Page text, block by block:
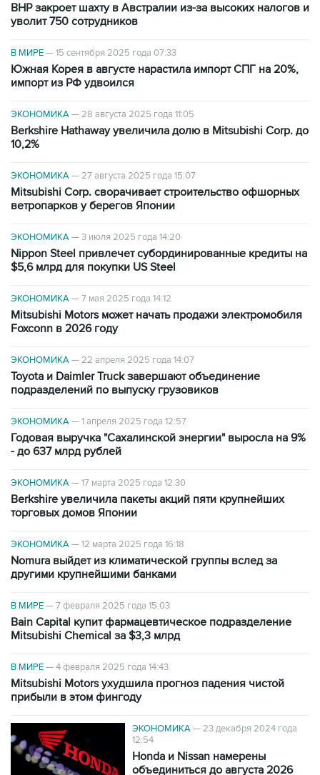
BHP закроет шахту в Австралии из-за высоких налогов и
уволит 750 сотрудников
В МИРЕ—15 сентября 2025 года 07:33
Южная Корея в августе нарастила импорт СПГ на 20%,
импорт из РФ удвоился
ЭКОНОМИКА—28 августа 2025 года 11:05
Berkshire Hathaway увеличила долю в Mitsubishi Corp. до
10,2%
ЭКОНОМИКА—27 августа 2025 года 15:07
Mitsubishi Corp. сворачивает строительство офшорных
ветропарков у берегов Японии
ЭКОНОМИКА—3 июля 2025 года 14:20
Nippon Steel привлечет субординированные кредиты на
$5,6 млрд для покупки US Steel
ЭКОНОМИКА—7 мая 2025 года 14:12
Mitsubishi Motors может начать продажи электромобиля
Foxconn в 2026 году
ЭКОНОМИКА—22 апреля 2025 года 14:07
Toyota и Daimler Truck завершают объединение
подразделений по выпуску грузовиков
ЭКОНОМИКА—1 апреля 2025 года 12:57
Годовая выручка "Сахалинской энергии" выросла на 9%
- до 637 млрд рублей
ЭКОНОМИКА—17 марта 2025 года 12:30
Berkshire увеличила пакеты акций пяти крупнейших
торговых домов Японии
ЭКОНОМИКА—12 марта 2025 года 16:18
Nomura выйдет из климатической группы вслед за
другими крупнейшими банками
В МИРЕ—7 февраля 2025 года 15:03
Bain Capital купит фармацевтическое подразделение
Mitsubishi Chemical за $3,3 млрд
В МИРЕ—4 февраля 2025 года 14:43
Mitsubishi Motors ухудшила прогноз падения чистой
прибыли в этом фингоду
ЭКОНОМИКА—23 декабря 2024 года
12:54
Honda и Nissan намерены
объединиться до августа 2026